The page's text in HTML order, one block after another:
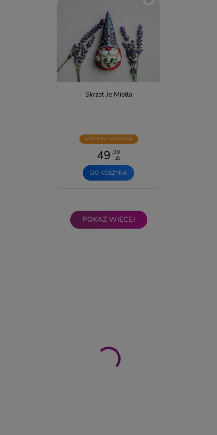
Skrzat Je Miołła
WYŚLEMY 7 WRZEŚNIA
49 ,99
zł
DO KOSZYKA
POKAŻ WIĘCEJ